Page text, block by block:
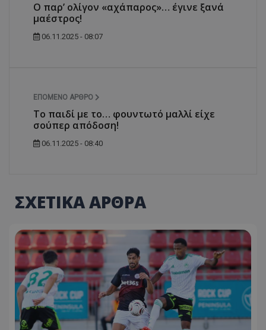
O παρ’ ολίγον «αχάπαρος»… έγινε ξανά
μαέστρος!
06.11.2025 - 08:07
ΕΠΌΜΕΝΟ ΆΡΘΡΟ
Το παιδί με το… φουντωτό μαλλί είχε
σούπερ απόδοση!
06.11.2025 - 08:40
ΣΧΕΤΙΚΑ ΑΡΘΡΑ